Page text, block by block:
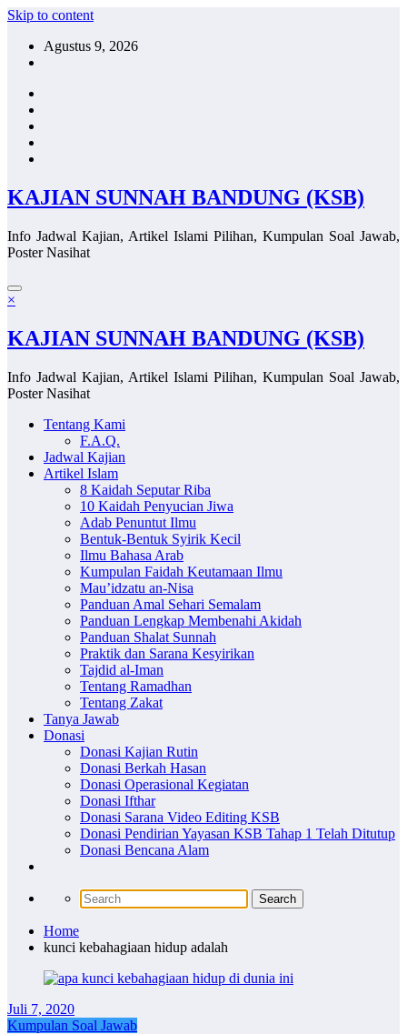
Skip to content
Agustus 9, 2026
KAJIAN SUNNAH BANDUNG (KSB)
Info Jadwal Kajian, Artikel Islami Pilihan, Kumpulan Soal Jawab,
Poster Nasihat
×
KAJIAN SUNNAH BANDUNG (KSB)
Info Jadwal Kajian, Artikel Islami Pilihan, Kumpulan Soal Jawab,
Poster Nasihat
Tentang Kami
F.A.Q.
Jadwal Kajian
Artikel Islam
8 Kaidah Seputar Riba
10 Kaidah Penyucian Jiwa
Adab Penuntut Ilmu
Bentuk-Bentuk Syirik Kecil
Ilmu Bahasa Arab
Kumpulan Faidah Keutamaan Ilmu
Mau’idzatu an-Nisa
Panduan Amal Sehari Semalam
Panduan Lengkap Membenahi Akidah
Panduan Shalat Sunnah
Praktik dan Sarana Kesyirikan
Tajdid al-Iman
Tentang Ramadhan
Tentang Zakat
Tanya Jawab
Donasi
Donasi Kajian Rutin
Donasi Berkah Hasan
Donasi Operasional Kegiatan
Donasi Ifthar
Donasi Sarana Video Editing KSB
Donasi Pendirian Yayasan KSB Tahap 1 Telah Ditutup
Donasi Bencana Alam
Home
kunci kebahagiaan hidup adalah
Juli 7, 2020
Kumpulan Soal Jawab